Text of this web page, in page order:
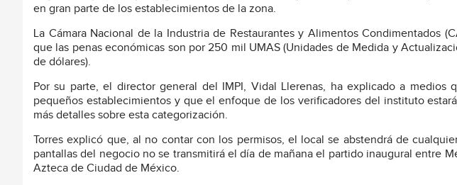
en gran parte de los establecimientos de la zona.
La Cámara Nacional de la Industria de Restaurantes y Alimentos Condimentados
que las penas económicas son por 250 mil UMAS (Unidades de Medida y
de dólares).
Por su parte, el director general del IMPI, Vidal Llerenas, ha explicado a medios
pequeños establecimientos y que el enfoque de los verificadores del instituto
más detalles sobre esta categorización.
Torres explicó que, al no contar con los permisos, el local se abstendrá de
pantallas del negocio no se transmitirá el día de mañana el partido inaugural entre
Azteca de Ciudad de México.